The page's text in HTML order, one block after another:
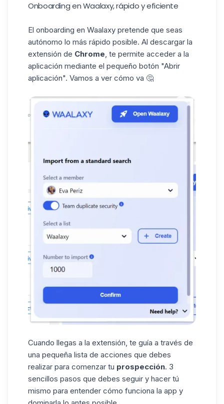
Onboarding en Waalaxy, rápido y eficiente
El onboarding en Waalaxy pretende que seas
autónomo lo más rápido posible. Al descargar la
extensión de Chrome, te permite acceder a la
aplicación mediante el pequeño botón "Abrir
aplicación". Vamos a ver cómo va 🤔
Cuando llegas a la extensión, te guía a través de
una pequeña lista de acciones que debes
realizar para comenzar tu prospección. 3
sencillos pasos que debes seguir y hacer tú
mismo para entender cómo funciona la app y